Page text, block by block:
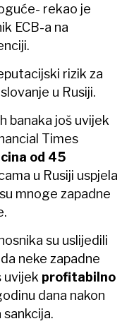
rekao je
ECB-a na
rizik za
u Rusiji.
banaka još uvijek
Times
od 45
u Rusiji uspjela
mnoge zapadne
su uslijedili
neke zapadne
uvijek profitabilno
dana nakon